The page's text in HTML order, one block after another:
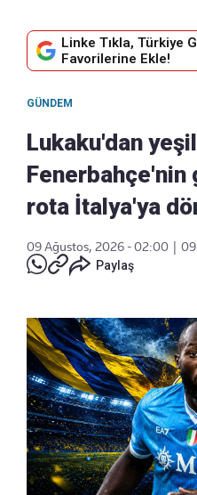
Linke Tıkla, Türkiye
Favorilerine Ekle!
GÜNDEM
Lukaku'dan yeşil
Fenerbahçe'nin
rota İtalya'ya
09 Ağustos, 2026 - 02:00
Paylaş